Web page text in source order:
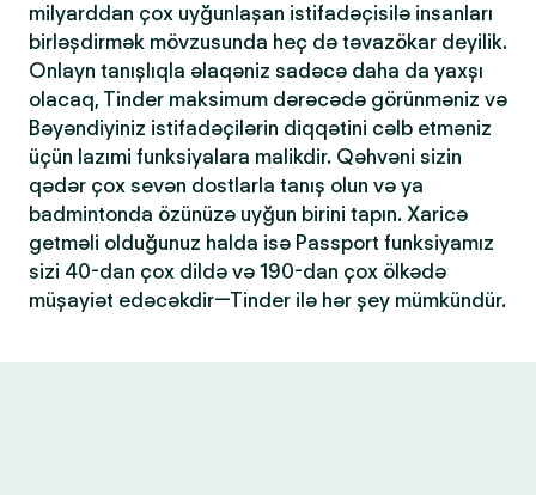
milyarddan çox uyğunlaşan istifadəçisilə insanları
birləşdirmək mövzusunda heç də təvazökar deyilik.
Onlayn tanışlıqla əlaqəniz sadəcə daha da yaxşı
olacaq, Tinder maksimum dərəcədə görünməniz və
Bəyəndiyiniz istifadəçilərin diqqətini cəlb etməniz
üçün lazımi funksiyalara malikdir. Qəhvəni sizin
qədər çox sevən dostlarla tanış olun və ya
badmintonda özünüzə uyğun birini tapın. Xaricə
getməli olduğunuz halda isə Passport funksiyamız
sizi 40-dan çox dildə və 190-dan çox ölkədə
müşayiət edəcəkdir—Tinder ilə hər şey mümkündür.